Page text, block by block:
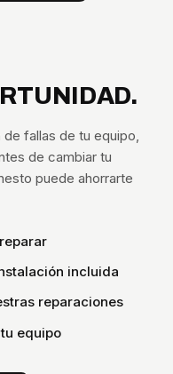
de fallas de tu equipo,
de cambiar tu
puede ahorrarte
incluida
reparaciones
equipo